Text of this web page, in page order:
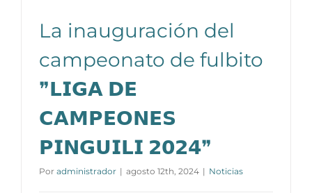
La inauguración del
campeonato de fulbito
❞𝗟𝗜𝗚𝗔 𝗗𝗘
𝗖𝗔𝗠𝗣𝗘𝗢𝗡𝗘𝗦
𝗣𝗜𝗡𝗚𝗨𝗜𝗟𝗜 𝟮𝟬𝟮𝟰❞
Por administrador | agosto 12th, 2024 | Noticias